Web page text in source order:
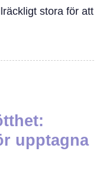
stora för att
upptagna